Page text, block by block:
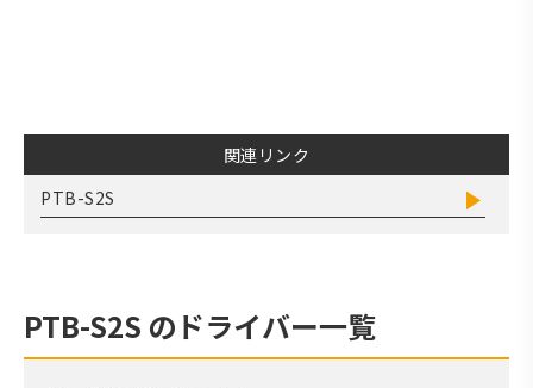
関連リンク
PTB-S2S
PTB-S2S のドライバー一覧